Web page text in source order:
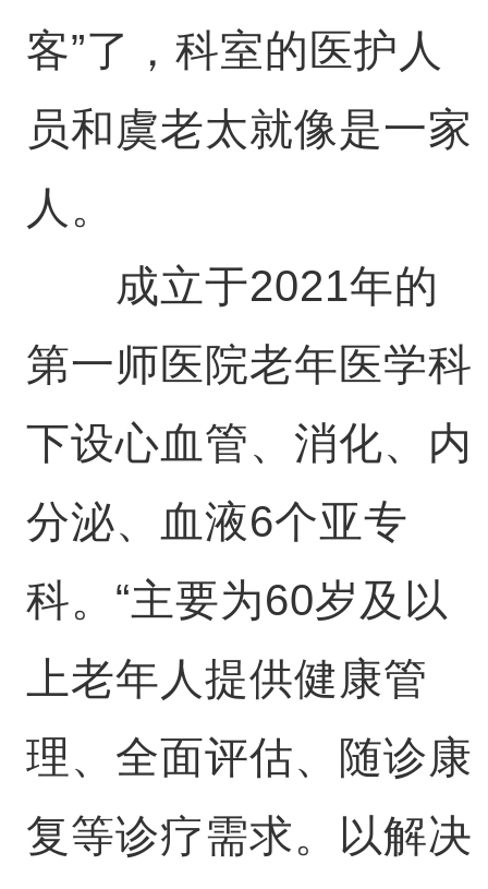
客”了，科室的医护人
员和虞老太就像是一家
人。
成立于2021年的
第一师医院老年医学科
下设心血管、消化、内
分泌、血液6个亚专
科。“主要为60岁及以
上老年人提供健康管
理、全面评估、随诊康
复等诊疗需求。以解决